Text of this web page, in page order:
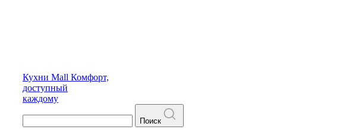
Кухни Mall Комфорт,
доступный
каждому
Поиск